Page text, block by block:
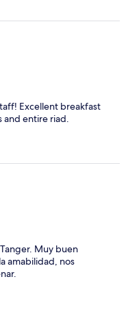
Excellent breakfast
and entire riad.
Muy buen
amabilidad, nos